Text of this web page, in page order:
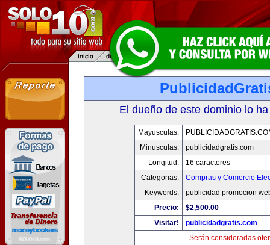
El dueño de este dominio lo
Mayusculas:
Minusculas:
publicidadgratis.com
Longitud:
16 caracteres
Categorias:
Compras y Comercio
Keywords:
publicidad promocion
Precio:
$2,500.00
Visitar!
publicidadgratis.com
Serán consideradas